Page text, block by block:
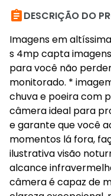
DESCRIÇÃO DO
Imagens em
s 4mp capta
para você não
monitorado. *
chuva e poeira com
câmera ideal para
e garante que você
momentos lá fora,
ilustrativa visão
alcance
câmera é capaz de